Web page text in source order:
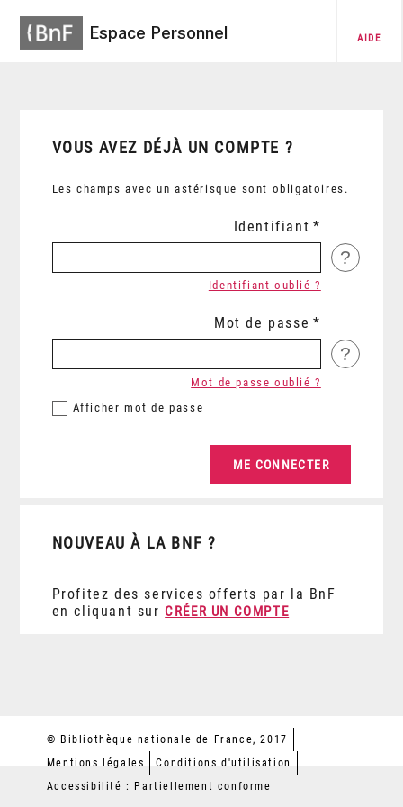
Espace Personnel AIDE
VOUS AVEZ DÉJÀ UN COMPTE ?
Les champs avec un astérisque sont obligatoires.
Identifiant
?
Identifiant oublié ?
Mot de passe
?
Afficher mot de passe
Mot de passe oublié ?
NOUVEAU À LA BNF ?
Profitez des services offerts par la BnF
en cliquant sur CRÉER UN COMPTE
© Bibliothèque nationale de France, 2017
Mentions légales
Conditions d'utilisation
Accessibilité : Partiellement conforme